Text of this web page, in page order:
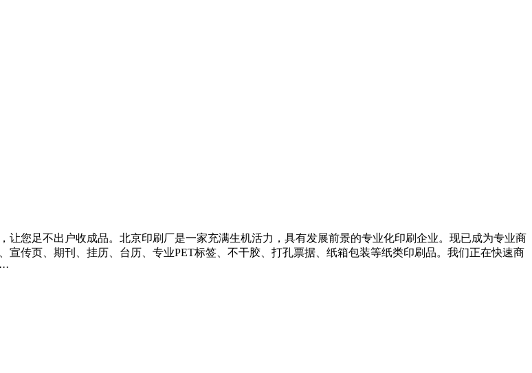
您足不出户收成品。北京印刷厂是一家充满生机活力，具有发展前景的专业化印刷企业。现已成为专业商
传页、期刊、挂历、台历、专业PET标签、不干胶、打孔票据、纸箱包装等纸类印刷品。我们正在快速商